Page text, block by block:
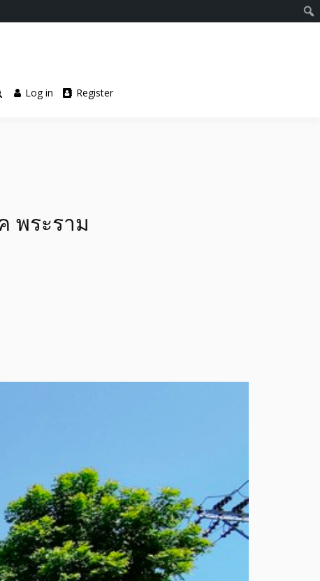
Log in Register
พระราม